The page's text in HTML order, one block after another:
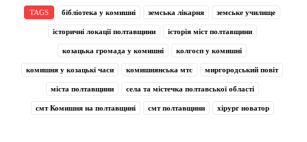
TAGS бібліотека у комишні земська лікарня земське училище
історичні локації полтавщини історія міст полтавщини
козацька громада у комишні колгосп у комишні
комишня у козацькі часи комишнянська мтс миргородський повіт
міста полтавщини села та містечка полтавської області
смт Комишня на полтавщині смт полтавщини хірург новатор